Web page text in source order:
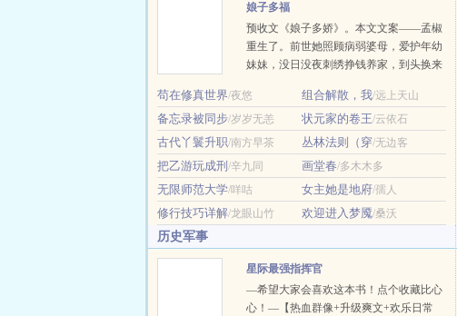
式前所未见，网友指责他做饭表面
花里胡哨，实则难吃至极。崽崽们
实力捧场，全息共享味觉系统让直
播间网友真实体验…
娘子多福
预收文《娘子多娇》。本文文案——孟椒
重生了。前世她照顾病弱婆母，爱护年幼
妹妹，没日没夜刺绣挣钱养家，到头换来
损，还要逼她自请为妾，最后更是将她送
给别人。这次，她决定为自己而活。说她
流产生不出孩子？行，我就给你纳个爱搅
事的小妾。想要和高门贵女成双成对？那
我就在外面大肆宣扬自己的好名声。高门
贵女怀孕了？没事，小妾也怀孕了。……
眼看时机成熟，前夫与高门贵女各怀鬼
胎，小…
苟在修真世界/夜悠 组合解散，我/远上天山
备忘录被同步/岁岁无恙 状元家的卷王/云依石
古代丫鬟升职/南方早茶 丛林法则（穿/无边客
把乙游玩成刑 /辛九同 画堂春/多木木多
无限师范大学/咩咕 女主她是地府/孺人
修行技巧详解/龙眼山竹 欢迎进入梦魇/桑沃
历史军事
星际最强指挥官
—希望大家会喜欢这本书！点个收藏比心
心！—【热血群像+升级爽文+欢乐日常